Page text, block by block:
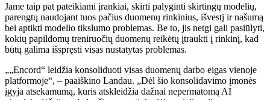
Jame taip pat pateikiami įrankiai, skirti palyginti skirtingų modelių,
parengtų naudojant tuos pačius duomenų rinkinius, išvestį ir našumą
bei aptikti modelio tikslumo problemas. Be to, jis netgi gali pasiūlyti,
kokių papildomų treniruočių duomenų reikėtų įtraukti į rinkinį, kad
būtų galima išspręsti visas nustatytas problemas.
„„Encord“ leidžia konsoliduoti visas duomenų darbo eigas vienoje
platformoje“, – paaiškino Landau. „Dėl šio konsolidavimo įmonės
įgyja atsekamumą, kuris atskleidžia dažnai nepermatomą AI